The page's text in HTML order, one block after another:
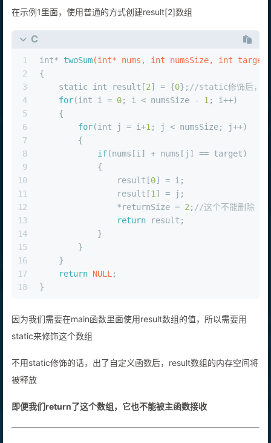
在示例1里面，使用普通的方式创建result[2]数组
C
1
2
3
4
5
6
7
8
9
10
11
12
13
14
15
16
17
18
int* twoSum(int* nums, int numsSize, int target,
{
static
int result[2] = {0}; //static修饰后，
for(int i = 0; i < numsSize - 1 ; i++)
    {
for(int j = i+1 ; j < numsSize; j++)
        {
if(nums[i] + nums[j] == target)
            {
                result[
0] = i;
                result[
1 ] = j;
                *returnSize =
2 ; //这个不能删除
return result;
            }
        }
    }
return NULL ;
}
因为我们需要在main函数里面使用result数组的值，所以需要用
static来修饰这个数组
不用static修饰的话，出了自定义函数后，result数组的内存空间将
被释放
即便我们return了这个数组，它也不能被主函数接收